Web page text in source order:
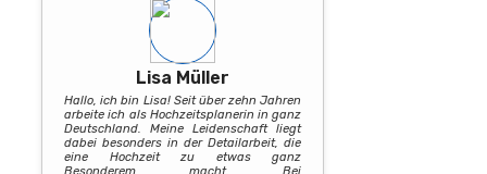
Lisa Müller
Hallo, ich bin Lisa! Seit über zehn Jahren
arbeite ich als Hochzeitsplanerin in ganz
Deutschland. Meine Leidenschaft liegt
dabei besonders in der Detailarbeit, die
eine Hochzeit zu etwas ganz
Besonderem macht. Bei